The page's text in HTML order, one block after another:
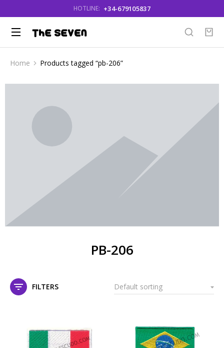
HOTLINE: +34-679105837
You are here:
Home Products tagged “pb-206”
PB-206
FILTERS